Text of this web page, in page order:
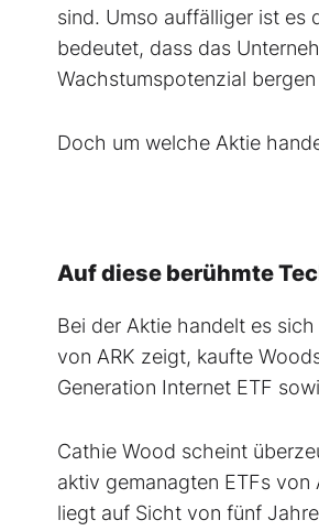
sind. Umso auffälliger ist es
bedeutet, dass das
Wachstumspotenzial
Doch um welche Aktie
Auf diese berühmte
Bei der Aktie handelt es
von ARK zeigt, kaufte
Generation Internet ETF
Cathie Wood scheint
aktiv gemanagten ETFs
liegt auf Sicht von fünf